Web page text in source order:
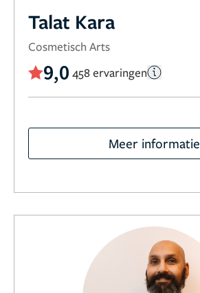
Talat Kara
Cosmetisch Arts
9,0 458 ervaringen
Meer informatie